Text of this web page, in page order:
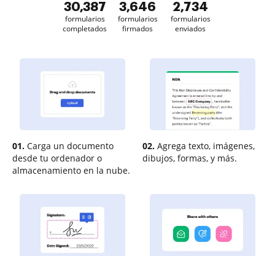
30,388
formularios
completados
3,646
formularios
firmados
2,734
formularios
enviados
01. Carga un documento
desde tu ordenador o
almacenamiento en la nube.
02. Agrega texto, imágenes,
dibujos, formas, y más.